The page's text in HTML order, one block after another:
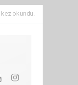
kez okundu.